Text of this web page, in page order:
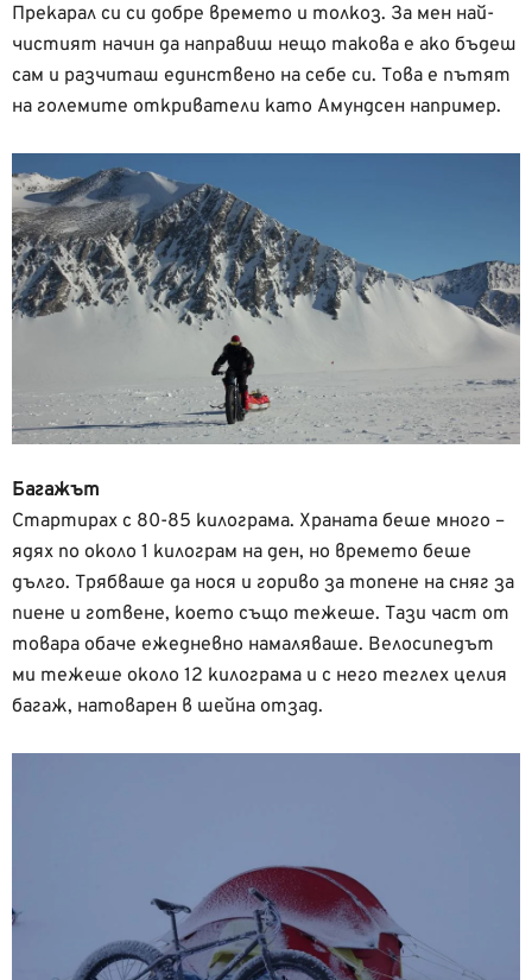
Прекарал си си добре времето и толкоз. За мен най-
чистият начин да направиш нещо такова е ако бъдеш
сам и разчиташ единствено на себе си. Това е пътят
на големите откриватели като Амундсен например.
Багажът
Стартирах с 80-85 килограма. Храната беше много –
ядях по около 1 килограм на ден, но времето беше
дълго. Трябваше да нося и гориво за топене на сняг за
пиене и готвене, което също тежеше. Тази част от
товара обаче ежедневно намаляваше. Велосипедът
ми тежеше около 12 килограма и с него теглех целия
багаж, натоварен в шейна отзад.